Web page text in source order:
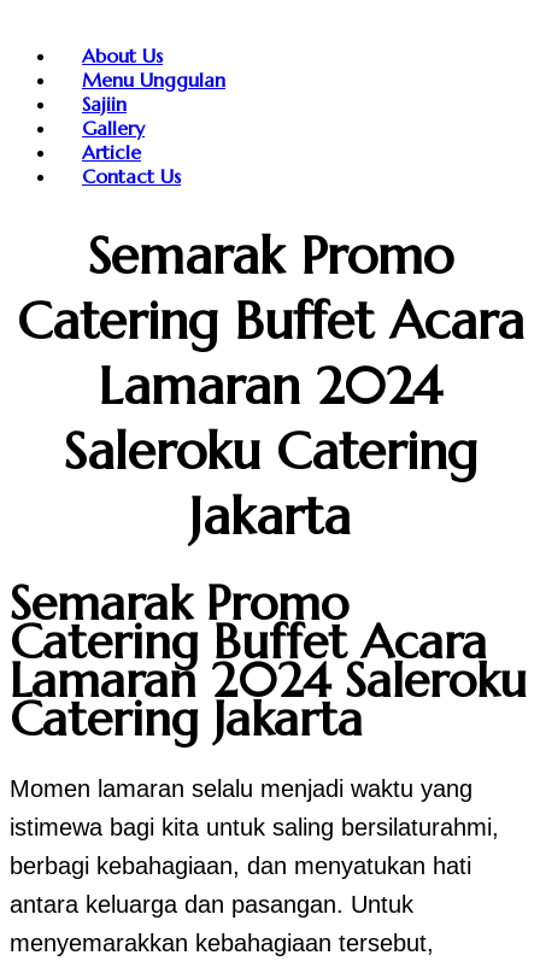
About Us
Menu Unggulan
Sajiin
Gallery
Article
Contact Us
Semarak Promo
Catering Buffet Acara
Lamaran 2024
Saleroku Catering
Jakarta
Semarak Promo
Catering Buffet Acara
Lamaran 2024 Saleroku
Catering Jakarta
Momen lamaran selalu menjadi waktu yang
istimewa bagi kita untuk saling bersilaturahmi,
berbagi kebahagiaan, dan menyatukan hati
antara keluarga dan pasangan. Untuk
menyemarakkan kebahagiaan tersebut,